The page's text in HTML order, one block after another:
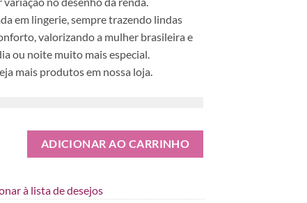
em lingerie, sempre trazendo lindas
valorizando a mulher brasileira e
ou noite muito mais especial.
mais produtos em nossa loja.
ADICIONAR AO CARRINHO
à lista de desejos